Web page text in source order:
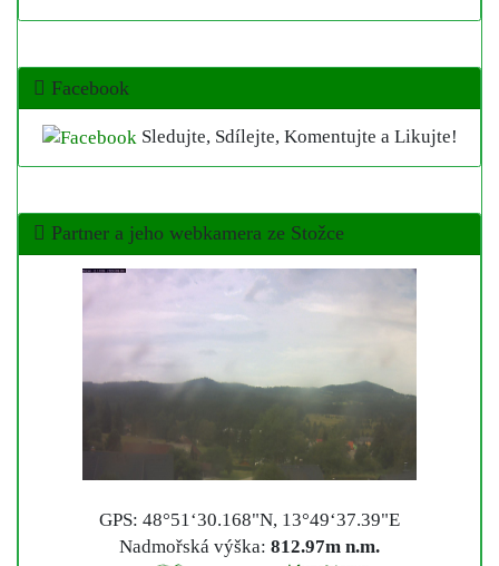
Facebook
Sledujte, Sdílejte, Komentujte a Likujte!
Partner a jeho webkamera ze Stožce
GPS: 48°51‘30.168"N, 13°49‘37.39"E
Nadmořská výška: 812.97m n.m.